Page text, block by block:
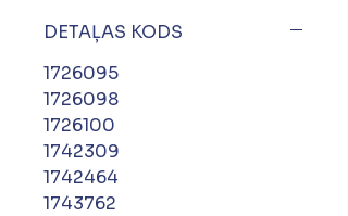
DETAĻAS KODS
1726095
1726098
1726100
1742309
1742464
1743762